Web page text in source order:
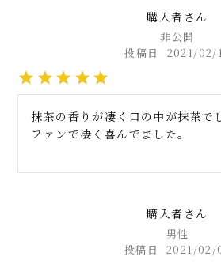
購入者
非公開
投稿日
2021/02/
抹茶の香りが凄く口の中が抹茶で
ファンで凄く喜んでました。
購入者
男性
投稿日
2021/02/